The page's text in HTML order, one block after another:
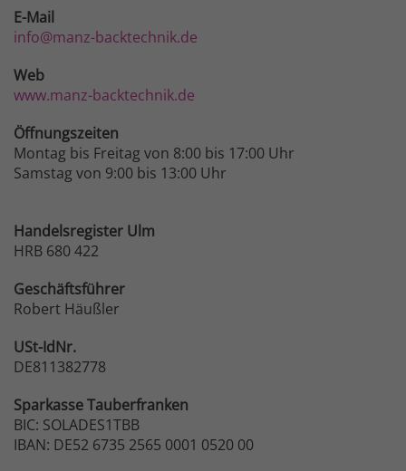
E-Mail
info@manz-backtechnik.de
Web
www.manz-backtechnik.de
Öffnungszeiten
Montag bis Freitag von 8:00 bis 17:00 Uhr
Samstag von 9:00 bis 13:00 Uhr
Handelsregister Ulm
HRB 680 422
Geschäftsführer
Robert Häußler
USt-IdNr.
DE811382778
SparkasseTauberfranken
BIC: SOLADES1TBB
IBAN: DE52 6735 2565 0001 0520 00